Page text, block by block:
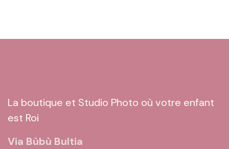
La boutique et Studio Photo où votre enfant
est Roi
Via Bùbù Bultia